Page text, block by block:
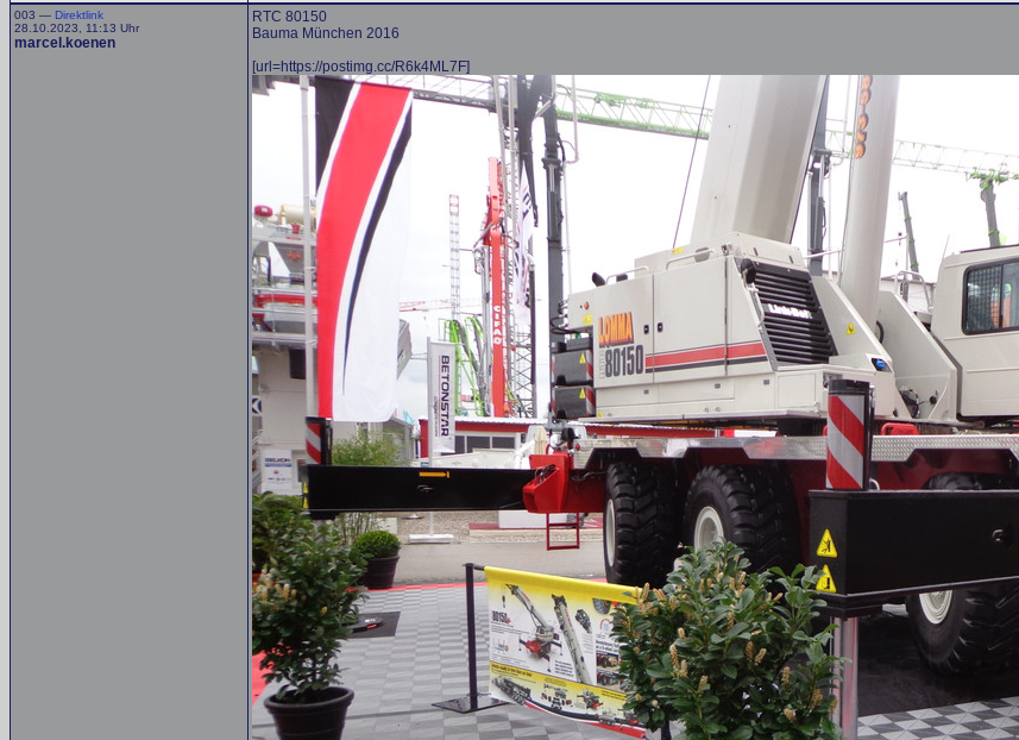
003 — Direktlink
28.10.2023, 11:13 Uhr
marcel.koenen
RTC 80150
Bauma München 2016
[url=https://postimg.cc/R6k4ML7F]